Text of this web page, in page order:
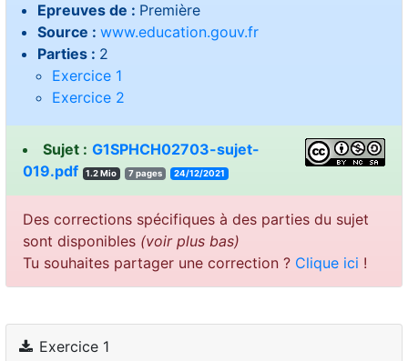
Epreuves de : Première
Source : www.education.gouv.fr
Parties : 2
Exercice 1
Exercice 2
Sujet : G1SPHCH02703-sujet-
019.pdf
1.2 Mio 7 pages 24/12/2021
Des corrections spécifiques à des parties du sujet
sont disponibles (voir plus bas)
Tu souhaites partager une correction ? Clique ici !
Exercice 1